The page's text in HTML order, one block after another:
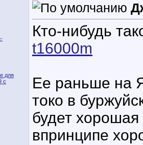
Кто-нибудь
t16000m
Ее раньше на
токо в
будет
впринципе